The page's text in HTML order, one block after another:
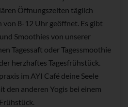
Öffnungszeiten täglich
8-12 Uhr geöffnet. Es gibt
Smoothies von unserer
Tagessaft oder Tagessmoothie
herzhaftes Tagesfrühstück.
im AYI Café deine Seele
den anderen Yogis bei einem